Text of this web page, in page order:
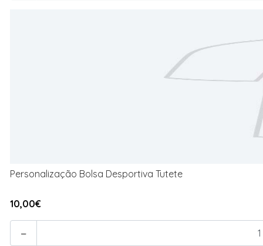
Personalização Bolsa Desportiva Tutete
10,00€
-